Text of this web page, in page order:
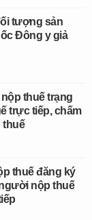
tượng sản
Đông y giả
thuế trạng
trực tiếp, chấm
thuế
thuế đăng ký
nộp thuế